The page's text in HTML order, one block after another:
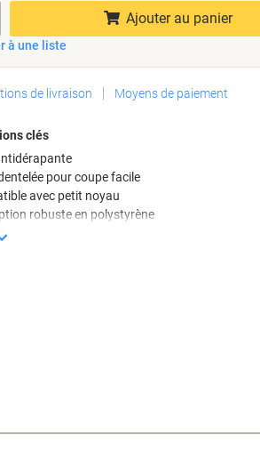
Ajouter au panier
à une liste
de livraison Moyens de paiement
clés
pour coupe facile
avec petit noyau
robuste en polystyrène